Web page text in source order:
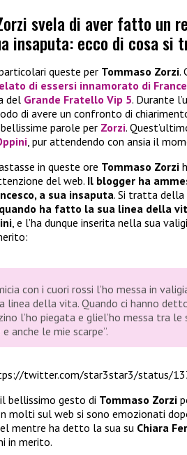
svela di aver fatto un
insaputa: ecco di cosa si
queste per Tommaso Zorzi.
di essersi innamorato di
del Grande Fratello Vip 5. Durante
di avere un confronto di
parole per Zorzi.
, pur attendendo con ansia il
in queste ore Tommaso Zorzi
del web. Il blogger ha
a sua insaputa. Si tratta della
ha fatto la sua linea della
, e l’ha dunque inserita nella sua
con i cuori rossi l’ho messa in
della vita. Quando ci hanno
l’ho piegata e gliel’ho messa tra le
anche le mie scarpe”.
twitter.com/star3star3/status/
bellissimo gesto di Tommaso Zorzi
molti sul web si sono emozionati
mentre ha detto la sua su Chiara
in merito.